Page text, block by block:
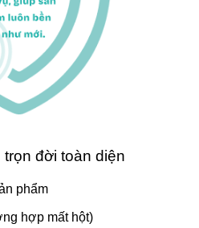
đời toàn diện
phẩm
hợp mất hột)